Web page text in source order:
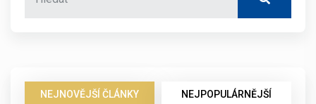
NEJNOVĚJŠÍ ČLÁNKY NEJPOPULÁRNĚJŠÍ